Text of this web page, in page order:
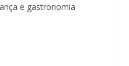
e gastronomia